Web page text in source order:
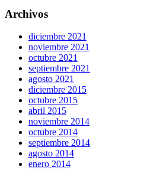
Archivos
diciembre 2021
noviembre 2021
octubre 2021
septiembre 2021
agosto 2021
diciembre 2015
octubre 2015
abril 2015
noviembre 2014
octubre 2014
septiembre 2014
agosto 2014
enero 2014